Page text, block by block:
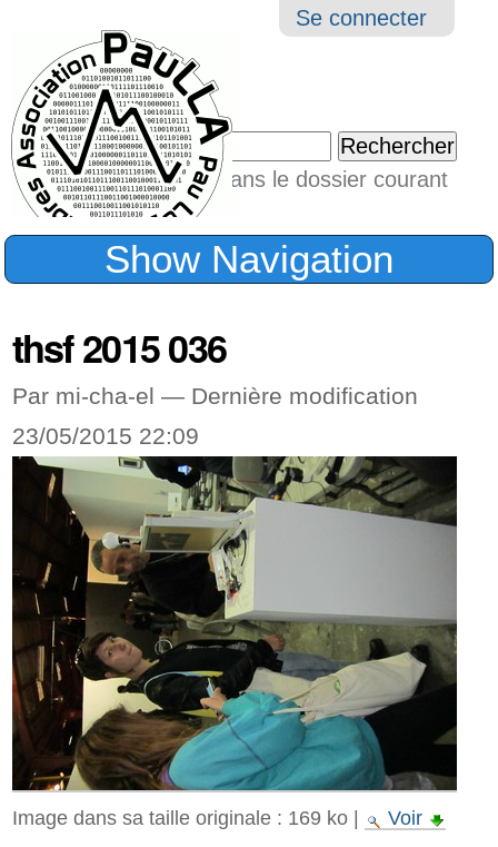
Outils
Se connecter
Chercher par
Seulement dans le dossier courant
Recherche
Show Navigation
thsf 2015 036
Par mi-cha-el — Dernière modification
23/05/2015 22:09
Image dans sa taille originale : 169 ko|
Voir